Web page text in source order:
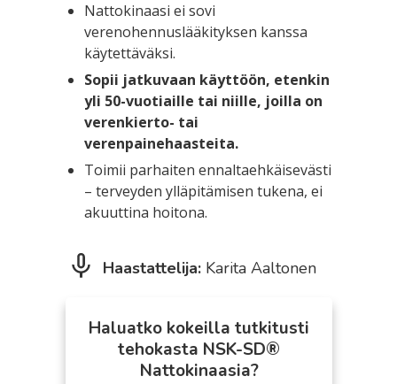
Nattokinaasi ei sovi
verenohennuslääkityksen kanssa
käytettäväksi.
Sopii jatkuvaan käyttöön, etenkin
yli 50-vuotiaille tai niille, joilla on
verenkierto- tai
verenpainehaasteita.
Toimii parhaiten ennaltaehkäisevästi
– terveyden ylläpitämisen tukena, ei
akuuttina hoitona.
Haastattelija: Karita Aaltonen
Haluatko kokeilla tutkitusti
tehokasta NSK-SD®
Nattokinaasia?